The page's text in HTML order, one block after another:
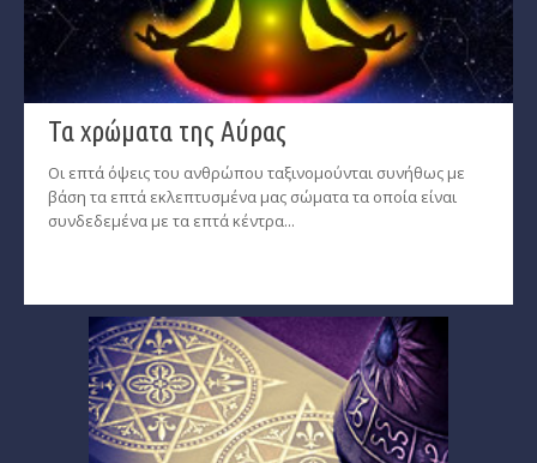
Τα χρώματα της Αύρας
Οι επτά όψεις του ανθρώπου ταξινομούνται συνήθως με
βάση τα επτά εκλεπτυσμένα μας σώματα τα οποία είναι
συνδεδεμένα με τα επτά κέντρα...